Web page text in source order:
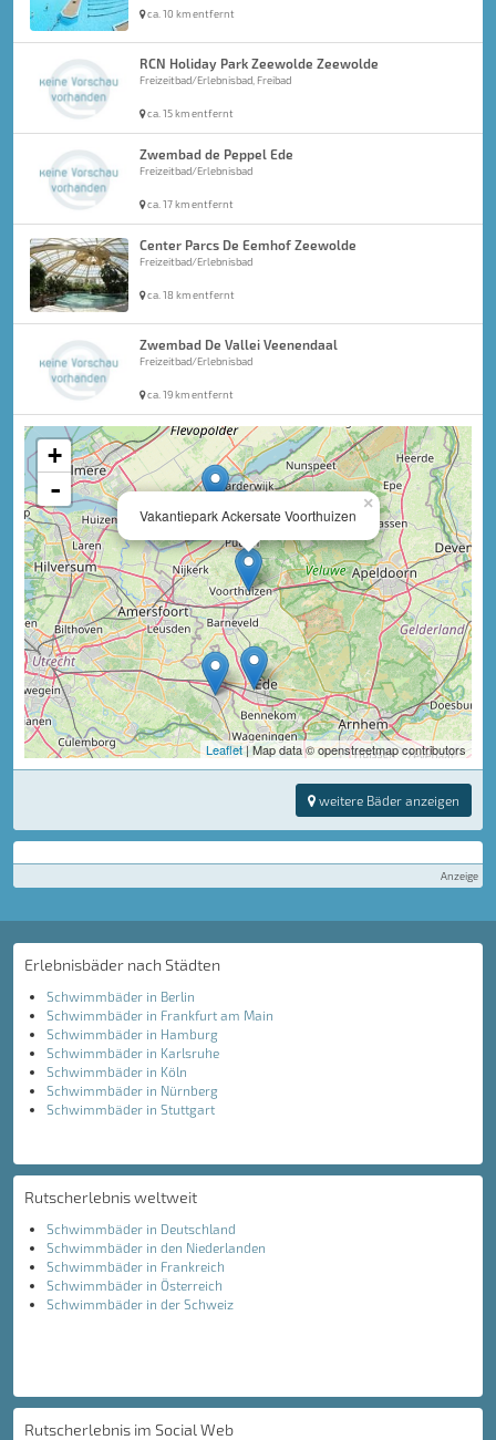
ca. 10 km entfernt
RCN Holiday Park Zeewolde Zeewolde
Freizeitbad/Erlebnisbad, Freibad
ca. 15 km entfernt
Zwembad de Peppel Ede
Freizeitbad/Erlebnisbad
ca. 17 km entfernt
Center Parcs De Eemhof Zeewolde
Freizeitbad/Erlebnisbad
ca. 18 km entfernt
Zwembad De Vallei Veenendaal
Freizeitbad/Erlebnisbad
ca. 19 km entfernt
×
Vakantiepark Ackersate Voorthuizen
+
-
Leaflet| Map data © openstreetmap contributors
weitere Bäder anzeigen
Anzeige
Erlebnisbäder nach Städten
Schwimmbäder in Berlin
Schwimmbäder in Frankfurt am Main
Schwimmbäder in Hamburg
Schwimmbäder in Karlsruhe
Schwimmbäder in Köln
Schwimmbäder in Nürnberg
Schwimmbäder in Stuttgart
Rutscherlebnis weltweit
Schwimmbäder in Deutschland
Schwimmbäder in den Niederlanden
Schwimmbäder in Frankreich
Schwimmbäder in Österreich
Schwimmbäder in der Schweiz
Rutscherlebnis im Social Web